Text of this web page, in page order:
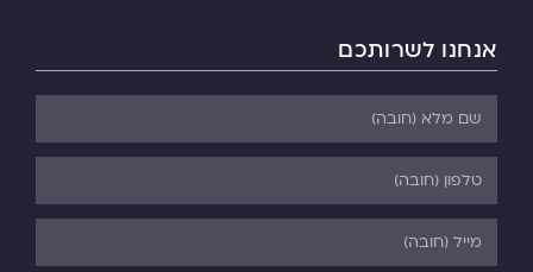
אנחנו לשרותכם